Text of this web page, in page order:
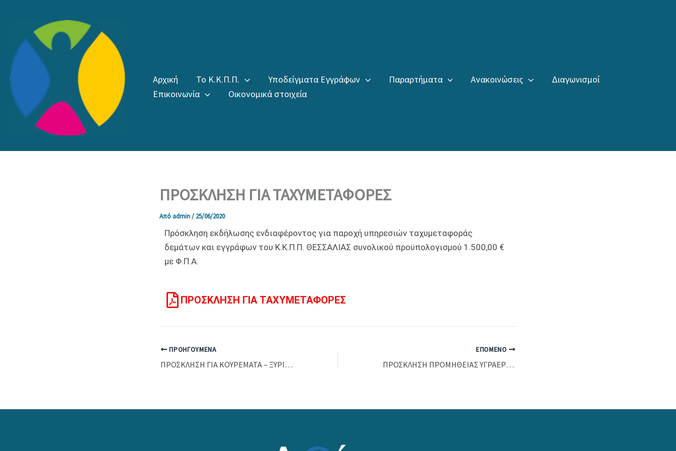
περιεχόμενο
Αρχική Το Κ.Κ.Π.Π. Υποδείγματα Εγγράφων Παραρτήματα Ανακοινώσεις
Διαγωνισμοί
Επικοινωνία
Οικονομικά στοιχεία
ΠΡΟΣΚΛΗΣΗ ΓΙΑ ΤΑΧΥΜΕΤΑΦΟΡΕΣ
Από admin/ 25/06/2020
Πρόσκληση εκδήλωσης ενδιαφέροντος για παροχή υπηρεσιών ταχυμεταφοράς
δεμάτων και εγγράφων του Κ.Κ.Π.Π. ΘΕΣΣΑΛΙΑΣ συνολικού προϋπολογισμού 1.500,00 €
με Φ.Π.Α.
ΠΡΟΣΚΛΗΣΗ ΓΙΑ ΤΑΧΥΜΕΤΑΦΟΡΕΣ
ΠΡΟΗΓΟΎΜΕΝΑ
ΠΡΟΣΚΛΗΣΗ ΓΙΑ ΚΟΥΡΕΜΑΤΑ – ΞΥΡΙΣΜΑΤΑ
ΕΠΌΜΕΝΟ
ΠΡΟΣΚΛΗΣΗ ΠΡΟΜΗΘΕΙΑΣ ΥΓΡΑΕΡΙΟΥ